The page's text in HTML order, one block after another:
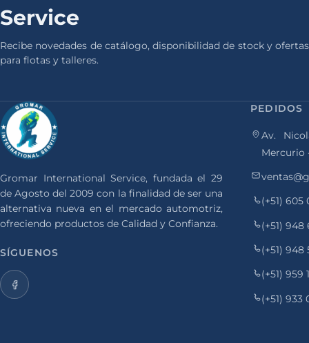
Service
Recibe novedades de catálogo, disponibilidad de stock y ofertas
para flotas y talleres.
Gromar International Service, fundada el 29
de Agosto del 2009 con la finalidad de ser una
alternativa nueva en el mercado automotriz,
ofreciendo productos de Calidad y Confianza.
SÍGUENOS
PEDIDOS
Av.
Mercurio
(+51) 605
(+51) 948
(+51) 948
(+51) 959
(+51) 933